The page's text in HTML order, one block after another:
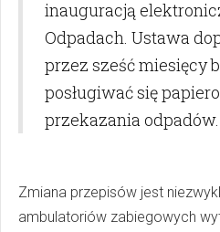
inauguracją
Odpadach. Ustawa
przez sześć miesięcy
posługiwać się
przekazania odpadów.
Zmiana przepisów jest
ambulatoriów zabiegowych